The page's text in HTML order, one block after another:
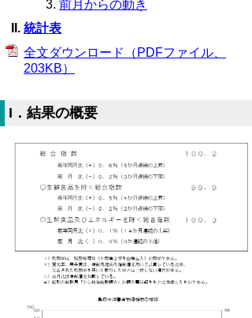
前月からの動き
統計表
全文ダウンロード（PDFファイル、
203KB）
I．結果の概要